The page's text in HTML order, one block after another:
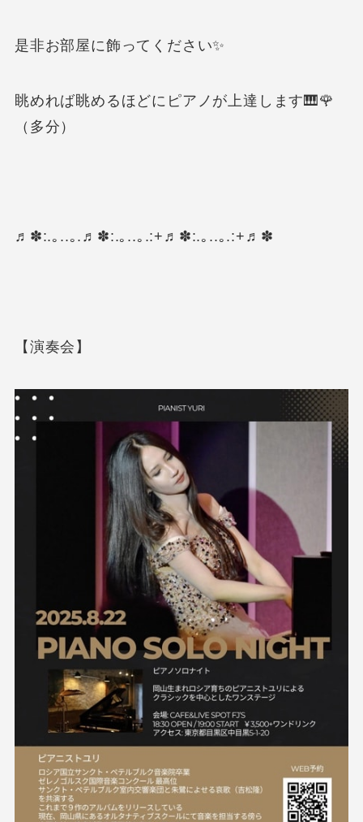
是非お部屋に飾ってください✨
眺めれば眺めるほどにピアノが上達します🎹🌹
（多分）
♬✽:.｡..｡.♬✽:.｡..｡.:+♬✽:.｡..｡.:+♬✽
【演奏会】